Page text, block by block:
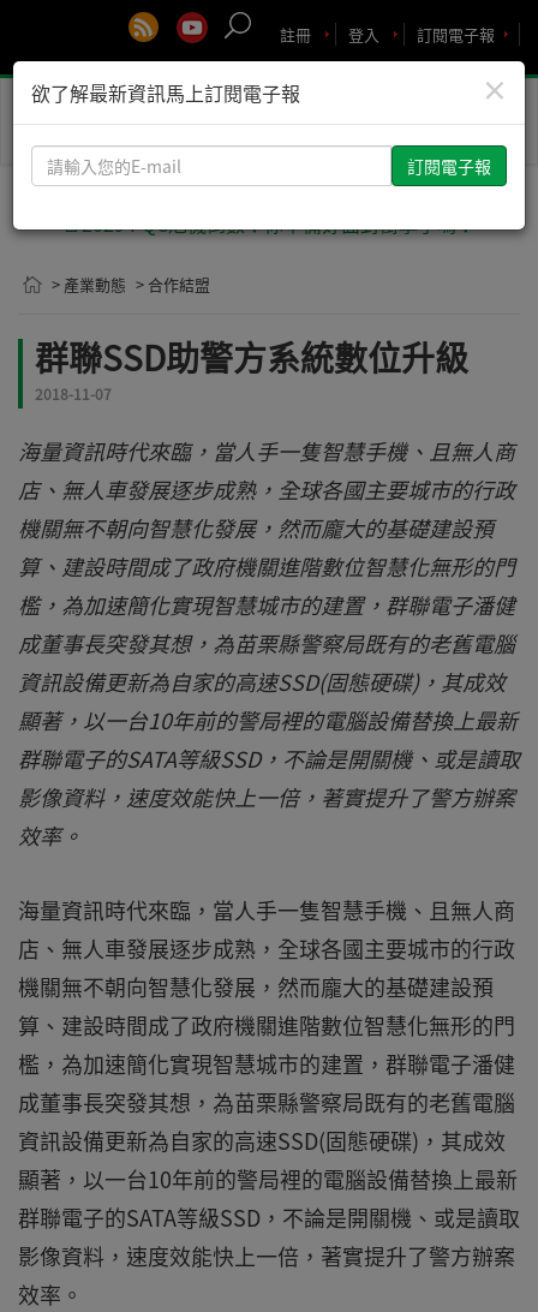
訂閱電子報
登入
註冊
Toggle
🚨2029 PQC危機倒數！你準備好面對衝擊了嗎？
> 產業動態 > 合作結盟
群聯SSD助警方系統數位升級
2018-11-07
海量資訊時代來臨，當人手一隻智慧手機、且無人商
店、無人車發展逐步成熟，全球各國主要城市的行政
機關無不朝向智慧化發展，然而龐大的基礎建設預
算、建設時間成了政府機關進階數位智慧化無形的門
檻，為加速簡化實現智慧城市的建置，群聯電子潘健
成董事長突發其想，為苗栗縣警察局既有的老舊電腦
資訊設備更新為自家的高速SSD(固態硬碟)，其成效
顯著，以一台10年前的警局裡的電腦設備替換上最新
群聯電子的SATA等級SSD，不論是開關機、或是讀取
影像資料，速度效能快上一倍，著實提升了警方辦案
效率。
海量資訊時代來臨，當人手一隻智慧手機、且無人商
店、無人車發展逐步成熟，全球各國主要城市的行政
機關無不朝向智慧化發展，然而龐大的基礎建設預
算、建設時間成了政府機關進階數位智慧化無形的門
檻，為加速簡化實現智慧城市的建置，群聯電子潘健
成董事長突發其想，為苗栗縣警察局既有的老舊電腦
資訊設備更新為自家的高速SSD(固態硬碟)，其成效
顯著，以一台10年前的警局裡的電腦設備替換上最新
群聯電子的SATA等級SSD，不論是開關機、或是讀取
影像資料，速度效能快上一倍，著實提升了警方辦案
效率。
×
欲了解最新資訊馬上訂閱電子報
請
輸
您
的
E-